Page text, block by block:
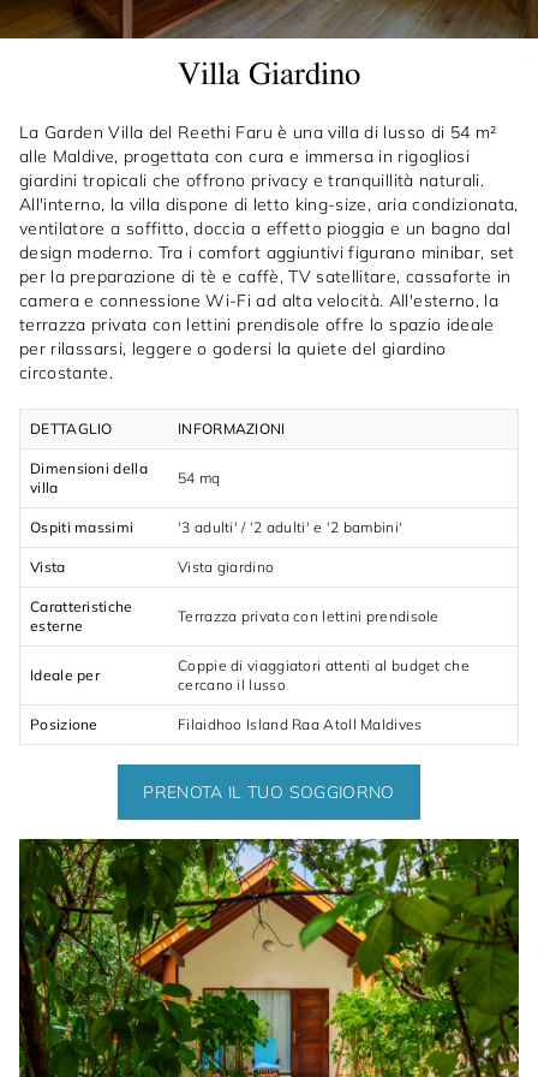
Villa Giardino
La Garden Villa del Reethi Faru è una villa di lusso di 54 m²
alle Maldive, progettata con cura e immersa in rigogliosi
giardini tropicali che offrono privacy e tranquillità naturali.
All'interno, la villa dispone di letto king-size, aria condizionata,
ventilatore a soffitto, doccia a effetto pioggia e un bagno dal
design moderno. Tra i comfort aggiuntivi figurano minibar, set
per la preparazione di tè e caffè, TV satellitare, cassaforte in
camera e connessione Wi-Fi ad alta velocità. All'esterno, la
terrazza privata con lettini prendisole offre lo spazio ideale
per rilassarsi, leggere o godersi la quiete del giardino
circostante.
DETTAGLIO INFORMAZIONI
Dimensioni della
villa
54 mq
Ospiti massimi '3 adulti' / '2 adulti' e '2 bambini'
Vista Vista giardino
Caratteristiche
esterne
Terrazza privata con lettini prendisole
Ideale per
Coppie di viaggiatori attenti al budget che
cercano il lusso
Posizione Filaidhoo Island Raa Atoll Maldives
PRENOTA IL TUO SOGGIORNO